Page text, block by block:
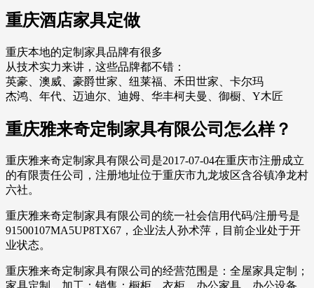
重庆酒店家具定做
重庆本地的定制家具品牌有很多
从技术实力来讲，这些品牌都不错：
英豪、澳威、豪爵世家、纽莱福、禾田世家、卡尔玛
杰鸿、年代、迈迪尔、迪姆、华丰柯夫曼、御橱、Y木匠
重庆雅来奇定制家具有限公司怎么样？
重庆雅来奇定制家具有限公司是2017-07-04在重庆市注册成立
的有限责任公司，注册地址位于重庆市九龙坡区含谷镇净龙村
六社。
重庆雅来奇定制家具有限公司的统一社会信用代码/注册号是
91500107MA5UP8TX67，企业法人孙术萍，目前企业处于开
业状态。
重庆雅来奇定制家具有限公司的经营范围是：全屋家具定制；